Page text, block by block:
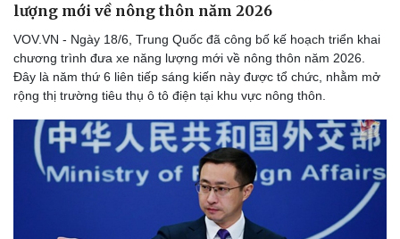
lượng mới về nông thôn năm 2026
VOV.VN - Ngày 18/6, Trung Quốc đã công bố kế hoạch triển khai
chương trình đưa xe năng lượng mới về nông thôn năm 2026.
Đây là năm thứ 6 liên tiếp sáng kiến này được tổ chức, nhằm mở
rộng thị trường tiêu thụ ô tô điện tại khu vực nông thôn.